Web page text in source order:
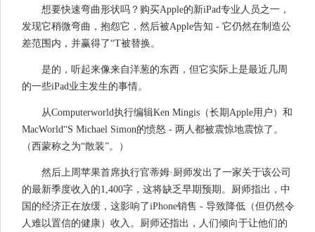
想要快速弯曲形状吗？购买Apple的新iPad专业人员之一，
发现它稍微弯曲，抱怨它，然后被Apple告知 - 它仍然在制造公
差范围内，并赢得了“T被替换。
是的，听起来像来自洋葱的东西，但它实际上是最近几周
的一些iPad业主发生的事情。
从Computerworld执行编辑Ken Mingis（长期Apple用户）和
MacWorld“S Michael Simon的愤怒 - 两人都被震惊地震惊了。
（西蒙称之为“散装”。）
然后上周苹果首席执行官蒂姆·厨师发出了一家关于该公司
的最新季度收入的1,400字，这将缺乏早期预期。厨师指出，中
国的经济正在放缓，这影响了iPhone销售 - 导致降低（但仍然令
人难以置信的健康）收入。厨师还指出，人们倾向于让他们的